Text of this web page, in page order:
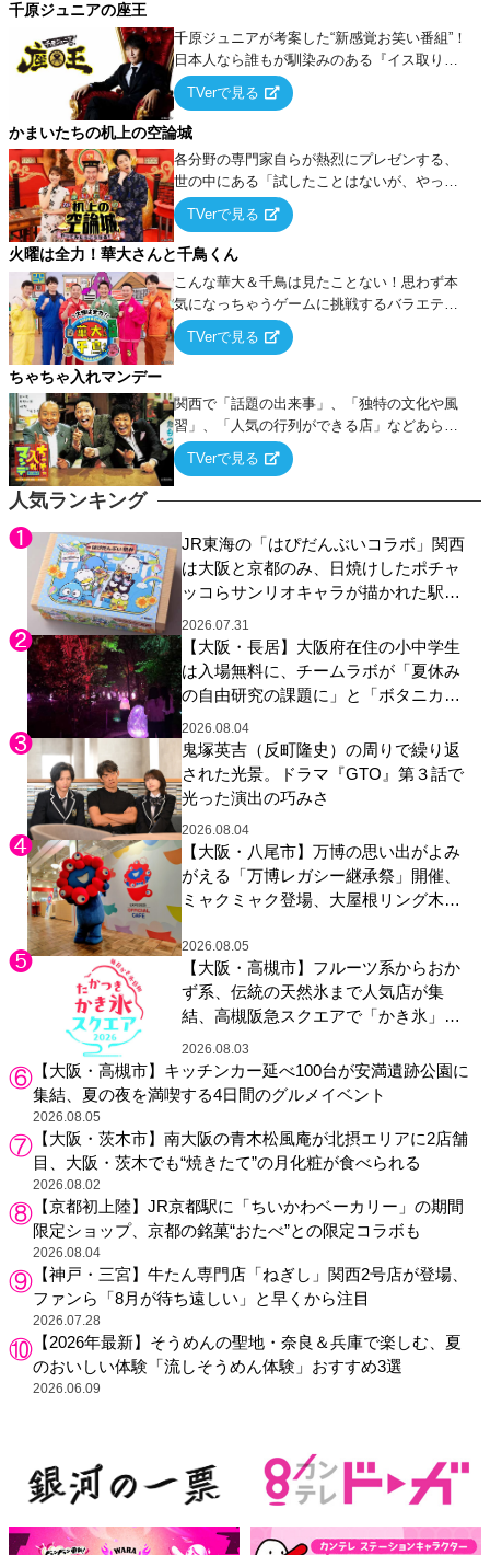
人気ランキング
JR東海の「はぴだんぶいコラボ」関西
は大阪と京都のみ、日焼けしたポチャ
ッコらサンリオキャラが描かれた駅弁
やグッズが登場
2026.07.31
【大阪・長居】大阪府在住の小中学生
は入場無料に、チームラボが「夏休み
の自由研究の課題に」と「ボタニカル
ガーデン 大阪」へ招待
2026.08.04
鬼塚英吉（反町隆史）の周りで繰り返
された光景。ドラマ『GTO』第３話で
光った演出の巧みさ
2026.08.04
【大阪・八尾市】万博の思い出がよみ
がえる「万博レガシー継承祭」開催、
ミャクミャク登場、大屋根リング木材
展示も
2026.08.05
【大阪・高槻市】フルーツ系からおか
ず系、伝統の天然氷まで人気店が集
結、高槻阪急スクエアで「かき氷」祭
り
2026.08.03
【大阪・高槻市】キッチンカー延べ100台が安満遺跡公園に
集結、夏の夜を満喫する4日間のグルメイベント
2026.08.05
【大阪・茨木市】南大阪の青木松風庵が北摂エリアに2店舗
目、大阪・茨木でも“焼きたて”の月化粧が食べられる
2026.08.02
【京都初上陸】JR京都駅に「ちいかわベーカリー」の期間
限定ショップ、京都の銘菓“おたべ”との限定コラボも
2026.08.04
【神戸・三宮】牛たん専門店「ねぎし」関西2号店が登場、
ファンら「8月が待ち遠しい」と早くから注目
2026.07.28
【2026年最新】そうめんの聖地・奈良＆兵庫で楽しむ、夏
のおいしい体験「流しそうめん体験」おすすめ3選
2026.06.09
千原ジュニアの座王
千原ジュニアが考案した“新感覚お笑い番組”！
日本人なら誰もが馴染みのある『イス取りゲ
ーム』をベースに、大喜利・ギャグ・モノボ
ケ・歌…など様々なお題で芸人がショートネ
タを競い合う！
TVerで見る
かまいたちの机上の空論城
各分野の専門家自らが熱烈にプレゼンする、
世の中にある「試したことはないが、やって
みたらこうなる！…ハズ」という“机上の空
論”に若手芸人らがカラダを張って挑む！
TVerで見る
火曜は全力！華大さんと千鳥くん
こんな華大＆千鳥は見たことない！思わず本
気になっちゃうゲームに挑戦するバラエティ
ー！
TVerで見る
ちゃちゃ入れマンデー
関西で「話題の出来事」、「独特の文化や風
習」、「人気の行列ができる店」などあらゆ
るテーマについて好き放題にちゃちゃを入れ
ていく関西色を前面に押し出したトークバラ
TVerで見る